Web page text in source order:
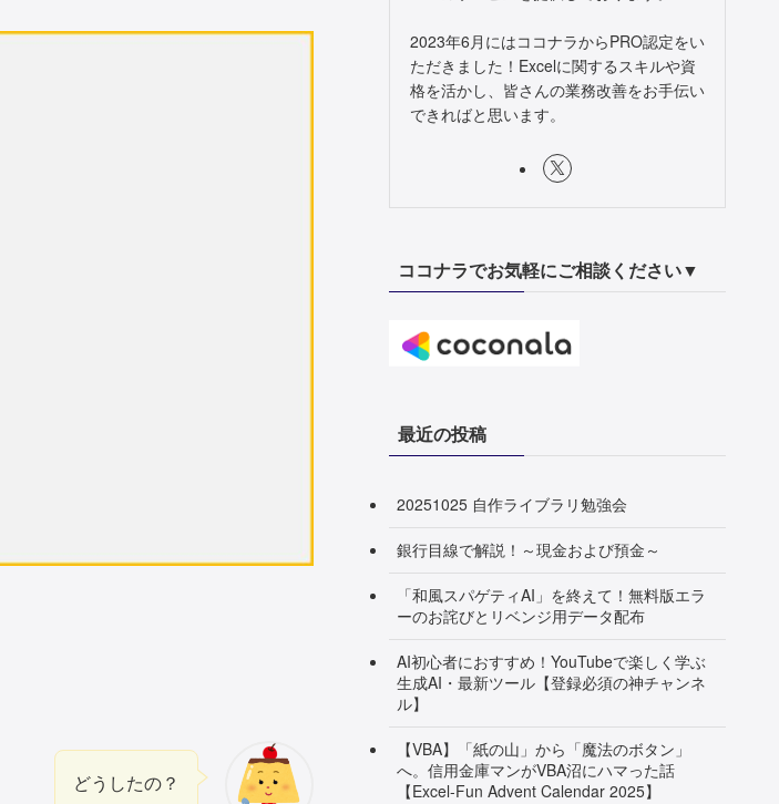
どうしたの？
2023年6月にはココナラからPRO認定をい
ただきました！Excelに関するスキルや資
格を活かし、皆さんの業務改善をお手伝い
できればと思います。
ココナラでお気軽にご相談ください▼
最近の投稿
20251025 自作ライブラリ勉強会
銀行目線で解説！～現金および預金～
「和風スパゲティAI」を終えて！無料版エラ
ーのお詫びとリベンジ用データ配布
AI初心者におすすめ！YouTubeで楽しく学ぶ
生成AI・最新ツール【登録必須の神チャンネ
ル】
【VBA】「紙の山」から「魔法のボタン」
へ。信用金庫マンがVBA沼にハマった話
【Excel-Fun Advent Calendar 2025】